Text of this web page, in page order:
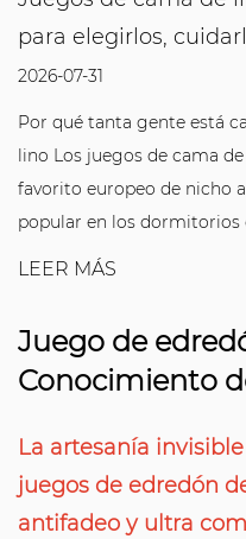
para elegirlos,
2026-07-31
Por qué tanta gente está
lino Los juegos de cama
favorito europeo de nicho
popular en los dormitorios
LEER MÁS
Juego de
Conocimiento
La artesanía
juegos de edredón
antifadeo y ultra